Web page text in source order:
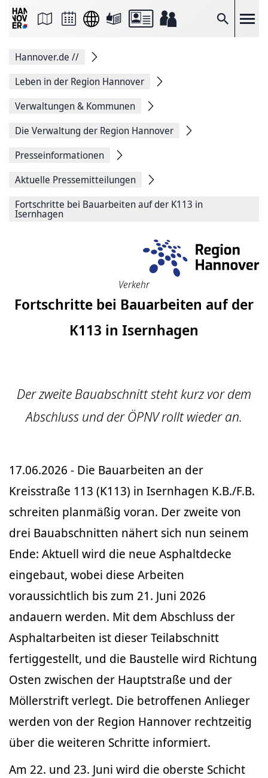
Suche
Seite
Facebook
teilen
Seitenlink
Seite
Hannover.de //
Leben in der Region Hannover
Verwaltungen & Kommunen
Die Verwaltung der Region Hannover
Presseinformationen
Aktuelle Pressemitteilungen
Fortschritte bei Bauarbeiten auf der K113 in
Isernhagen
Verkehr
Fortschritte bei Bauarbeiten auf der
K113 in Isernhagen
Der zweite Bauabschnitt steht kurz vor dem
Abschluss und der ÖPNV rollt wieder an.
17.06.2026 - Die Bauarbeiten an der
Kreisstraße 113 (K113) in Isernhagen K.B./F.B.
schreiten planmäßig voran. Der zweite von
drei Bauabschnitten nähert sich nun seinem
Ende: Aktuell wird die neue Asphaltdecke
eingebaut, wobei diese Arbeiten
voraussichtlich bis zum 21. Juni 2026
andauern werden. Mit dem Abschluss der
Asphaltarbeiten ist dieser Teilabschnitt
fertiggestellt, und die Baustelle wird Richtung
Osten zwischen der Hauptstraße und der
Möllerstrift verlegt. Die betroffenen Anlieger
werden von der Region Hannover rechtzeitig
über die weiteren Schritte informiert.
Am 22. und 23. Juni wird die oberste Schicht